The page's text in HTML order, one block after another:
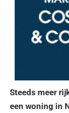
Steeds meer
een woning in